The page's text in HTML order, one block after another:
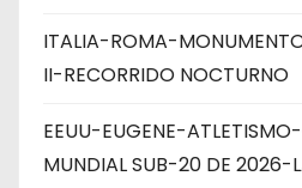
ITALIA-ROMA-
II-RECORRIDO NOCTURNO
EEUU-EUGENE-
MUNDIAL SUB-20 DE 2026-